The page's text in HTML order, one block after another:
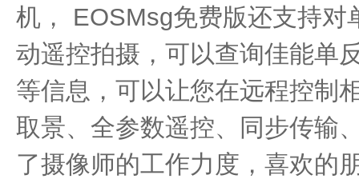
机， EOSMsg免费版还支持对
动遥控拍摄，可以查询佳能单
等信息，可以让您在远程控制
取景、全参数遥控、同步传输
了摄像师的工作力度，喜欢的